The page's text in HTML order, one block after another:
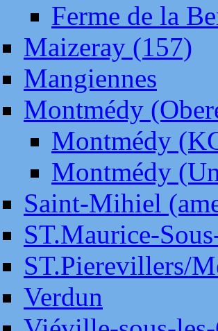
Ferme de la
Maizeray (157)
Mangiennes
Montmédy
Montmédy
Montmédy
Saint-Mihiel
ST.Maurice-
ST.Pierevillers/
Verdun